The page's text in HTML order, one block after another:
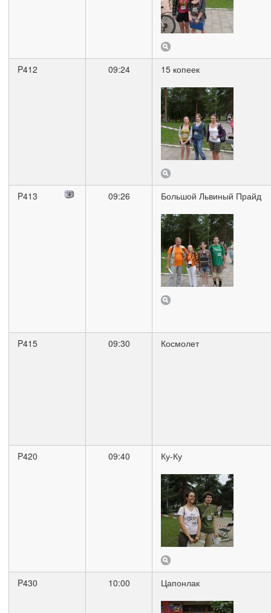
P412 09:24 15 копеек
P413 09:26 Большой Львиный Прайд
P415 09:30 Космолет
P420 09:40 Ку-Ку
P430 10:00 Цапонлак